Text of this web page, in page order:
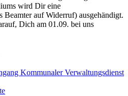
wird Dir eine
Beamter auf Widerruf) ausgehändigt.
Dich am 01.09. bei uns
Kommunaler Verwaltungsdienst